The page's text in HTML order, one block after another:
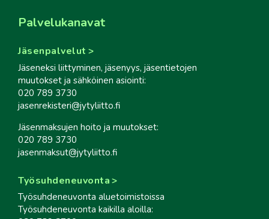
Palvelukanavat
Jäsenpalvelut
Jäseneksi liittyminen, jäsenyys, jäsentietojen
muutokset ja sähköinen asiointi:
020 789 3730
jasenrekisteri@jytyliitto.fi
Jäsenmaksujen hoito ja muutokset:
020 789 3730
jasenmaksut@jytyliitto.fi
Työsuhdeneuvonta
Työsuhdeneuvonta aluetoimistoissa
Työsuhdeneuvonta kaikilla aloilla: